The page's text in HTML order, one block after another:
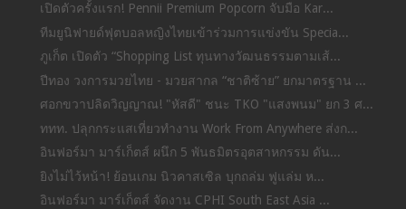
เปิดตัวครั้งแรก! Pennii Premium Popcorn จับมือ Kar...
ทีมยูนิฟายด์ฟุตบอลหญิงไทยเข้าร่วมการแข่งขัน Specia...
ภูเก็ต เปิดตัว “Shopping List ทุนทางวัฒนธรรมตามเส้...
ปีทอง วงการมวยไทย - มวยสากล “ชาติซ้าย” ยกมาตรฐาน ...
ศอกขวาปลิดวิญญาณ! "หัสดี" ชนะ TKO "แสงพนม" ยก 3 ศ...
ททท. ปลุกกระแสเที่ยวทำงาน Work From Anywhere ส่งก...
อินฟอร์มา มาร์เก็ตส์ ผนึก 5 พันธมิตรอุตสาหกรรม ดัน...
ยิงไม่ไว้หน้า! ย้อนเกม นิวคาสเซิล บุกถล่ม ฟูแล่ม ห...
อินฟอร์มา มาร์เก็ตส์ จัดงาน CPHI South East Asia ...